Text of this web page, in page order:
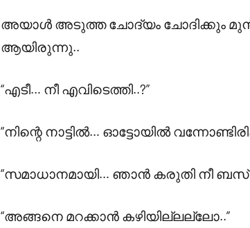
അയാൾ അടുത്ത ചോദ്യം ചോദിക്കും
ആയിരുന്നു..
“എടീ… നീ എവിടെത്തി..?”
“നിന്റെ നാട്ടിൽ… ഓട്ടോയിൽ
“സമാധാനമായി… ഞാൻ കരുതി നീ
“അങ്ങനെ മറക്കാൻ കഴിയില്ലല്ലോ..”